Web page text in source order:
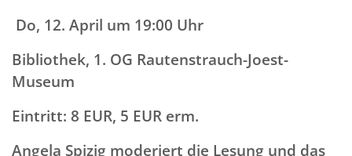
Do, 12. April um 19:00 Uhr
Bibliothek, 1. OG Rautenstrauch-Joest-
Museum
Eintritt: 8 EUR, 5 EUR erm.
Angela Spizig moderiert die Lesung und das